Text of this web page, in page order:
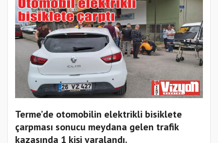
Terme’de otomobilin elektrikli bisiklete
çarpması sonucu meydana gelen trafik
kazasında 1 kişi yaralandı.